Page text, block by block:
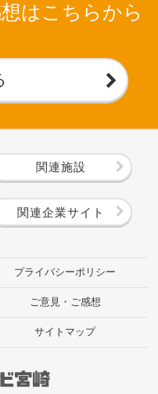
はこちらから
関連施設
関連企業サイト
プライバシーポリシー
ご意見・ご感想
サイトマップ